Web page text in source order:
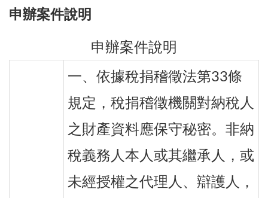
申辦案件說明
申辦案件說明
一、依據稅捐稽徵法第33條
規定，稅捐稽徵機關對納稅人
之財產資料應保守秘密。非納
稅義務人本人或其繼承人，或
未經授權之代理人、辯護人，